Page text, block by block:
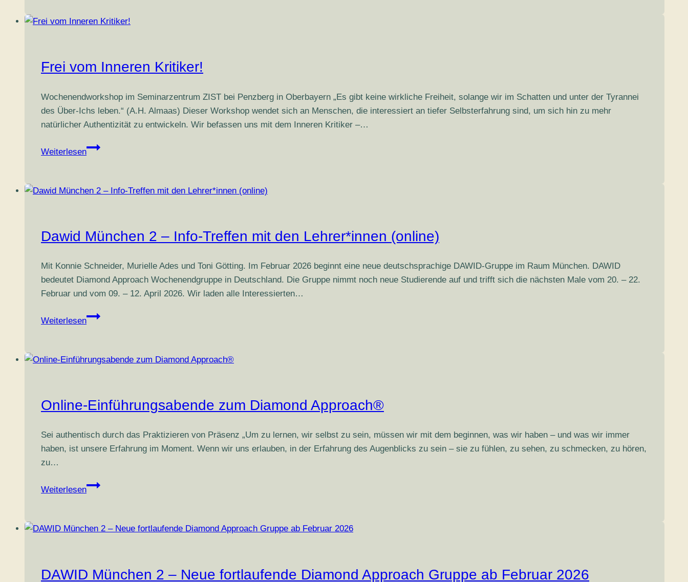
Seins
Frei vom Inneren Kritiker!
Wochenendworkshop im Seminarzentrum ZIST bei Penzberg in Oberbayern „Es gibt keine wirkliche Freiheit, solange wir im Schatten und unter der Tyrannei
des Über-Ichs leben.“ (A.H. Almaas) Dieser Workshop wendet sich an Menschen, die interessiert an tiefer Selbsterfahrung sind, um sich hin zu mehr
natürlicher Authentizität zu entwickeln. Wir befassen uns mit dem Inneren Kritiker –…
Weiterlesen
Frei
Kritiker!
Dawid München 2 – Info-Treffen mit den Lehrer*innen (online)
Mit Konnie Schneider, Murielle Ades und Toni Götting. Im Februar 2026 beginnt eine neue deutschsprachige DAWID-Gruppe im Raum München. DAWID
bedeutet Diamond Approach Wochenendgruppe in Deutschland. Die Gruppe nimmt noch neue Studierende auf und trifft sich die nächsten Male vom 20. – 22.
Februar und vom 09. – 12. April 2026. Wir laden alle Interessierten…
Weiterlesen
Dawid
–
mit
den
(online)
Online-Einführungsabende zum Diamond Approach®
Sei authentisch durch das Praktizieren von Präsenz „Um zu lernen, wir selbst zu sein, müssen wir mit dem beginnen, was wir haben – und was wir immer
haben, ist unsere Erfahrung im Moment. Wenn wir uns erlauben, in der Erfahrung des Augenblicks zu sein – sie zu fühlen, zu sehen, zu schmecken, zu hören,
zu…
Weiterlesen
Online-
Diamond
DAWID München 2 – Neue fortlaufende Diamond Approach Gruppe ab Februar 2026